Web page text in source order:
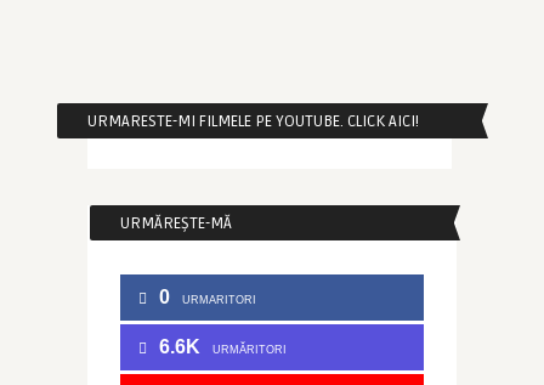
URMARESTE-MI FILMELE PE YOUTUBE. CLICK AICI!
URMĂREȘTE-MĂ
0 URMARITORI
6.6K URMĂRITORI